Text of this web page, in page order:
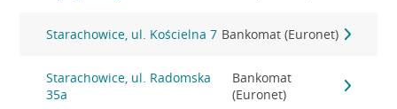
Starachowice, ul. Kościelna 7 Bankomat (Euronet)
Starachowice, ul. Radomska
35a
Bankomat
(Euronet)